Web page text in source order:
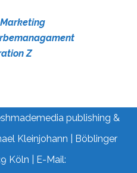
Z
publishing &
Kleinjohann | Böblinger
Köln | E-Mail: